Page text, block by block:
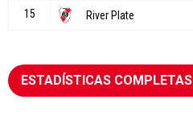
ESTADÍSTICAS COMPLETAS